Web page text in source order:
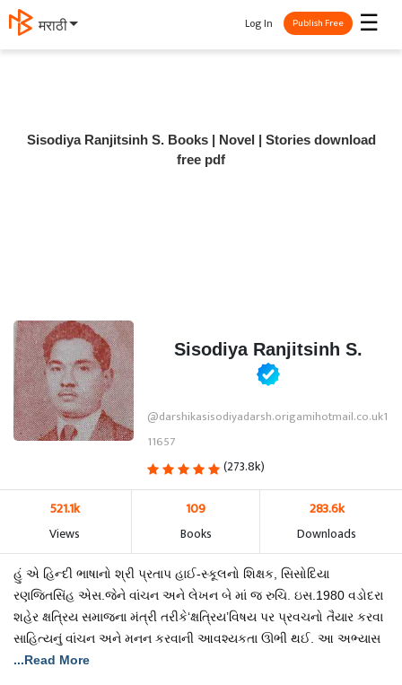
मराठी ☰
Log In Publish Free
Sisodiya Ranjitsinh S. Books | Novel | Stories download
free pdf
Sisodiya Ranjitsinh S.
@darshikasisodiyadarsh.origamihotmail.co.uk1
11657
(273.8k)
521.1k
Views
109
Books
283.6k
Downloads
હું એ હિન્દી ભાષાનો શ્રી પ્રતાપ હાઈ-સ્કૂલનો શિક્ષક, સિસોદિયા
રણજિતસિંહ એસ.જેને વાંચન અને લેખન બે માં જ રુચિ. ઇસ.1980 વડોદરા
શહેર ક્ષત્રિય સમાજના મંત્રી તરીકે‘ક્ષત્રિય’વિષય પર પ્રવચનો તૈયાર કરવા
સાહિત્યનું વાંચન અને મનન કરવાની આવશ્યકતા ઊભી થઈ. આ અભ્યાસ
...Read More